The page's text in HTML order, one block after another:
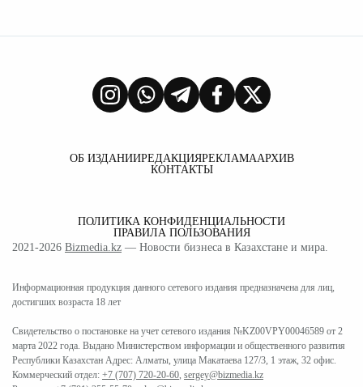
ОБ ИЗДАНИИРЕДАКЦИЯРЕКЛАМААРХИВ
КОНТАКТЫ
ПОЛИТИКА КОНФИДЕНЦИАЛЬНОСТИ
ПРАВИЛА ПОЛЬЗОВАНИЯ
2021-2026 Bizmedia.kz — Новости бизнеса в Казахстане и мира.
Информационная продукция данного сетевого издания предназначена для лиц,
достигших возраста 18 лет
Свидетельство о постановке на учет сетевого издания №KZ00VPY00046589 от 2
марта 2022 года. Выдано Министерством информации и общественного развития
Республики Казахстан Адрес: Алматы, улица Макатаева 127/3, 1 этаж, 32 офис.
Коммерческий отдел: +7 (707) 720-20-60 sergey@bizmedia.kz